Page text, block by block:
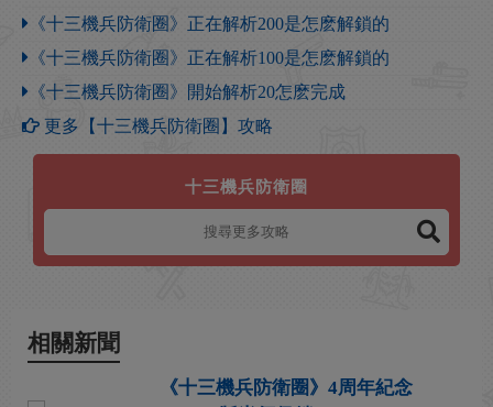
《十三機兵防衛圈》正在解析200是怎麽解鎖的
《十三機兵防衛圈》正在解析100是怎麽解鎖的
《十三機兵防衛圈》開始解析20怎麽完成
更多【十三機兵防衛圈】攻略
十三機兵防衛圈
相關新聞
《十三機兵防衛圈》4周年紀念